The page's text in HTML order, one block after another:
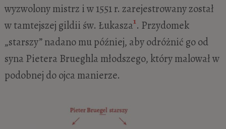
wyzwolony mistrz i w 1551 r. zarejestrowany został
w tamtejszej gildii św. Łukasza1. Przydomek
„starszy” nadano mu później, aby odróżnić go od
syna Pietera Brueghla młodszego, który malował w
podobnej do ojca manierze.